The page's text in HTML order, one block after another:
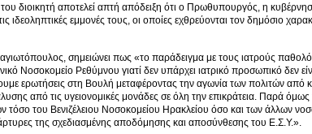
διοικητή αποτελεί απτή απόδειξη ότι ο Πρωθυπουργός, η
εμμονές τους, οι οποίες εχθρεύονται τον δημόσιο
σημειώνει πως «το παράδειγμα με τους ιατρούς
Νοσοκομείο Ρεθύμνου γιατί δεν υπάρχει ιατρικό προσωπικό δεν
ερωτήσεις στη Βουλή μεταφέροντας την αγωνία των πολιτών από
από τις υγειονομικές μονάδες σε όλη την επικράτεια. Παρά όμως
τόσο του Βενιζέλειου Νοσοκομείου Ηρακλείου όσο και των άλλων
της σχεδιασμένης αποδόμησης και αποσύνθεσης του Ε.Σ.Υ.».